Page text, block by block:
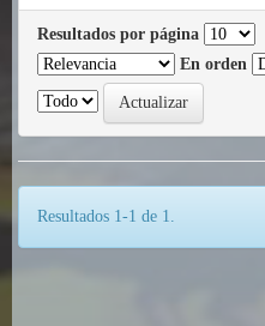
Resultados por página
En orden
Resultados 1-1 de 1.